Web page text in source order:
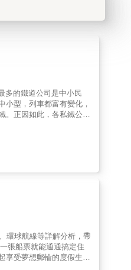
多的鐵道公司是中小民
小型，列車都富有變化，
。正因如此，各私鐵公司
鐵道－－濕煎餅拯救鐵
理電車的錢都沒有。此
，結果全國各地湧入訂
透過增加班次與開源節
，是日本票價最便宜的
，但日本第一輛車體全
▋長良川鐵道－－沿著清
趟往返以上，使得當地
多達9次。用動物們吸引
「小玉站長」為原型的
車室，找到了！貓站長
環球航線等詳解分析，帶
張船票就能通通搞定住
享受夢想郵輪的度假生